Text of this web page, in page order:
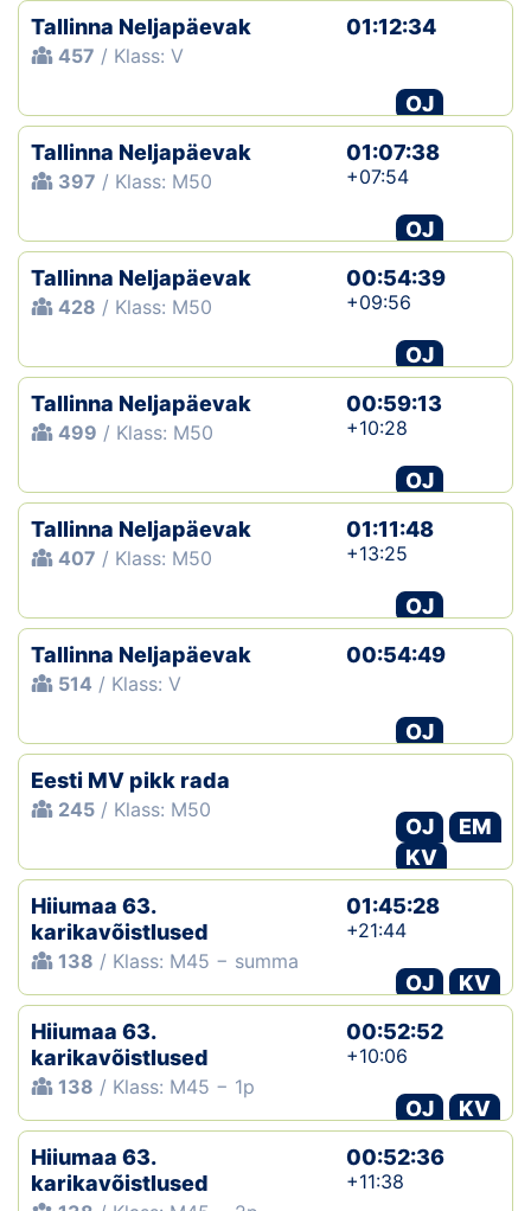
Tallinna Neljapäevak
457 / Klass: V
01:12:34
OJ
Tallinna Neljapäevak
397 / Klass: M50
01:07:38
+07:54
OJ
Tallinna Neljapäevak
428 / Klass: M50
00:54:39
+09:56
OJ
Tallinna Neljapäevak
499 / Klass: M50
00:59:13
+10:28
OJ
Tallinna Neljapäevak
407 / Klass: M50
01:11:48
+13:25
OJ
Tallinna Neljapäevak
514 / Klass: V
00:54:49
OJ
Eesti MV pikk rada
245 / Klass: M50
OJ
EM
KV
Hiiumaa 63.
karikavõistlused
138 / Klass: M45 − summa
01:45:28
+21:44
OJ
KV
Hiiumaa 63.
karikavõistlused
138 / Klass: M45 − 1p
00:52:52
+10:06
OJ
KV
Hiiumaa 63.
karikavõistlused
00:52:36
+11:38